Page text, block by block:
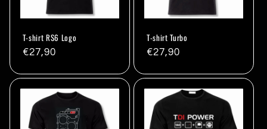
T-shirt RS6 Logo
Prix
€27,90
T-shirt Turbo
Prix
€27,90